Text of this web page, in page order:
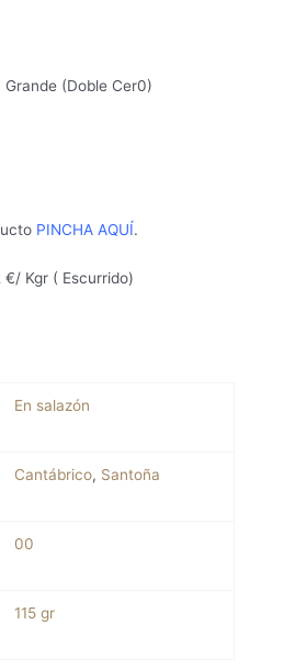
Grande (Doble Cer0)
PINCHA AQUÍ.
Kgr ( Escurrido)
En salazón
Cantábrico, Santoña
00
115 gr